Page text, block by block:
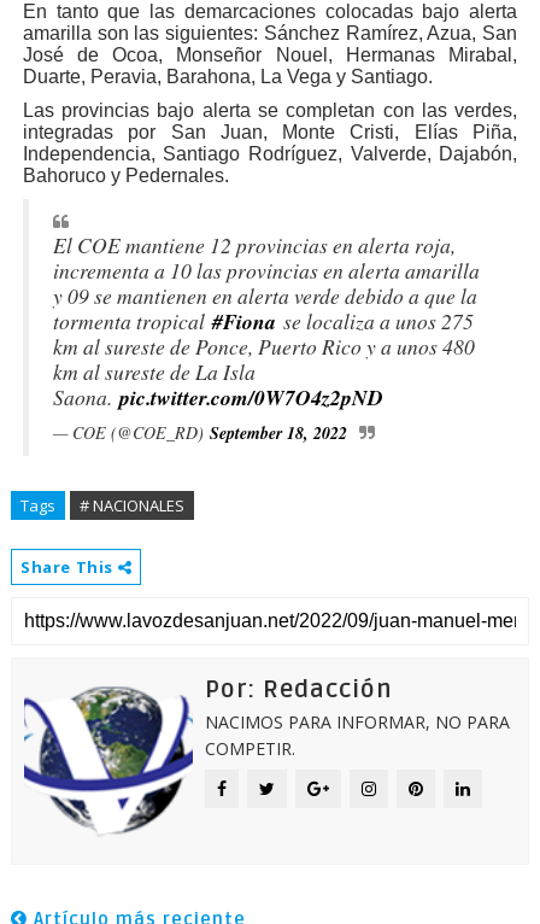
En tanto que las demarcaciones colocadas bajo alerta
amarilla son las siguientes: Sánchez Ramírez, Azua, San
José de Ocoa, Monseñor Nouel, Hermanas Mirabal,
Duarte, Peravia, Barahona, La Vega y Santiago.
Las provincias bajo alerta se completan con las verdes,
integradas por San Juan, Monte Cristi, Elías Piña,
Independencia, Santiago Rodríguez, Valverde, Dajabón,
Bahoruco y Pedernales.
El COE mantiene 12 provincias en alerta roja,
incrementa a 10 las provincias en alerta amarilla
y 09 se mantienen en alerta verde debido a que la
tormenta tropical#Fiona se localiza a unos 275
km al sureste de Ponce, Puerto Rico y a unos 480
km al sureste de La Isla
Saona.pic.twitter.com/0W7O4z2pND
— COE (@COE_RD) September 18, 2022
Tags # NACIONALES
Share This
Por: Redacción
NACIMOS PARA INFORMAR, NO PARA
COMPETIR.
Artículo más reciente